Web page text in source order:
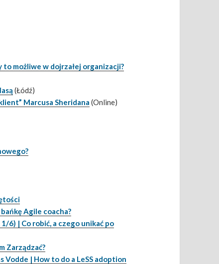
możliwe w dojrzałej organizacji?
(Łódź)
Marcusa Sheridana (Online)
Agile coacha?
6) | Co robić, a czego unikać po
Zarządzać?
Vodde | How to do a LeSS adoption